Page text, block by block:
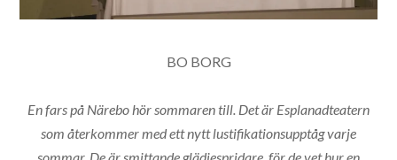
BO BORG
En fars på Närebo hör sommaren till. Det är Esplanadteatern
som återkommer med ett nytt lustifikationsupptåg varje